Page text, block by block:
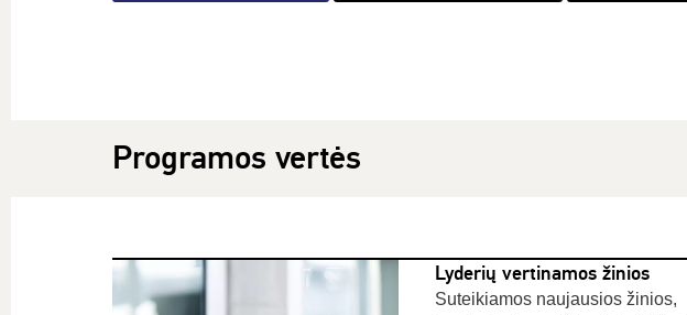
Programos vertės
Lyderių vertinamos žinios
Suteikiamos naujausios žinios,